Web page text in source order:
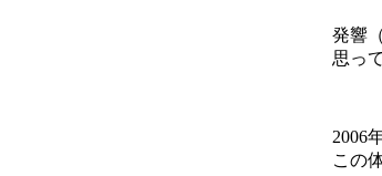
発響
思っ
2006
この